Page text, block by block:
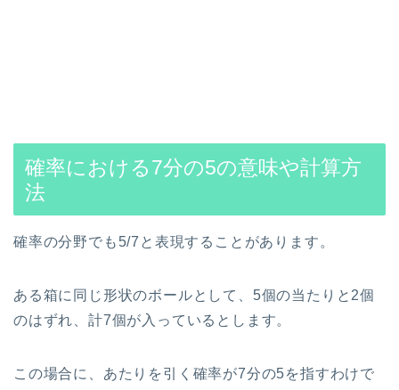
確率における7分の5の意味や計算方
法
確率の分野でも5/7と表現することがあります。
ある箱に同じ形状のボールとして、5個の当たりと2個
のはずれ、計7個が入っているとします。
この場合に、あたりを引く確率が7分の5を指すわけで